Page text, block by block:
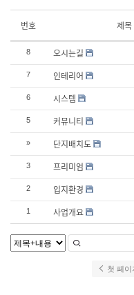
번호 제목
8 오시는길
7 인테리어
6 시스템
5 커뮤니티
» 단지배치도
3 프리미엄
2 입지환경
1 사업개요
첫 페이